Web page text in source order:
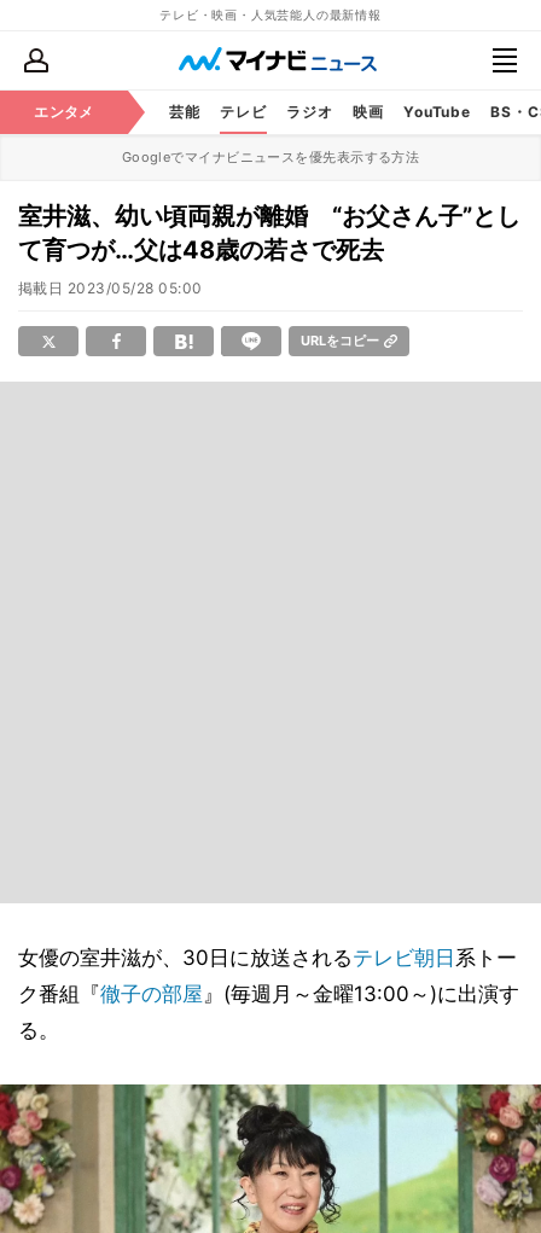
テレビ・映画・人気芸能人の最新情報
エンタメ 芸能 テレビ ラジオ 映画 YouTube BS・
Googleでマイナビニュースを優先表示する方法
室井滋、幼い頃両親が離婚 “お父さん子”とし
て育つが…父は48歳の若さで死去
掲載日 2023/05/28 05:00
URLをコピー
女優の室井滋が、30日に放送されるテレビ朝日 系トー
ク番組『徹子の部屋』(毎週月～金曜13:00～)に出演す
る。